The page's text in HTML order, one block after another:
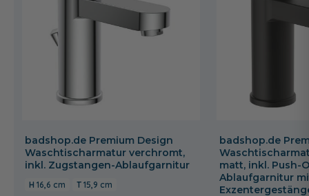
badshop.de Premium Design
Waschtischarmatur verchromt,
inkl. Zugstangen-Ablaufgarnitur
16,6 cm 15,9 cm
badshop.de
matt, inkl. Push-
Ablaufgarnitur